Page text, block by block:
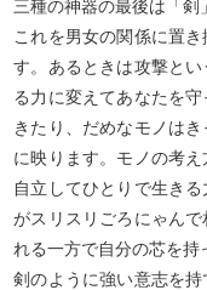
三種の神器の最後は「剣
これを男女の関係に置
す。あるときは攻撃と
る力に変えてあなたを
きたり、だめなモノは
に映ります。モノの考え
自立してひとりで生き
がスリスリごろにゃん
れる一方で自分の芯を持
剣のように強い意志を